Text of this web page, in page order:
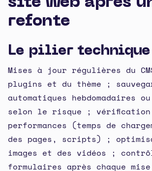
refonte
Le pilier technique
Mises à jour régulières du
plugins et du thème ;
automatiques hebdomadaires
selon le risque ; vérification
performances (temps de
des pages, scripts) ;
images et des vidéos ;
formulaires après chaque